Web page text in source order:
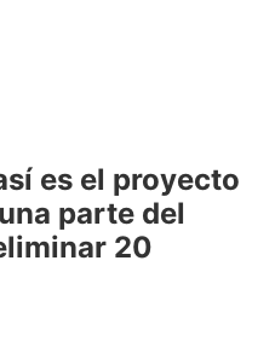
es el proyecto
parte del
20